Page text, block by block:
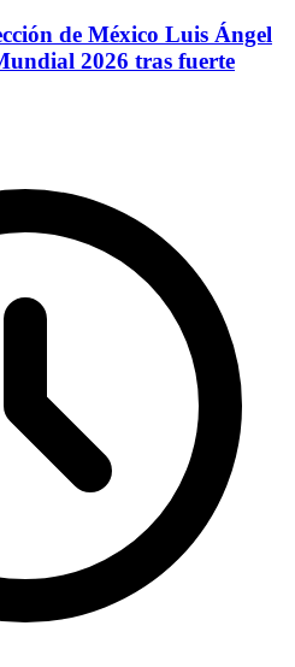
de México Luis Ángel
2026 tras fuerte